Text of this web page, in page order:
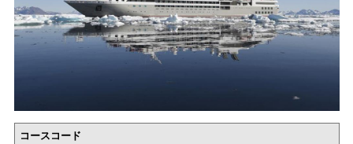
コースコード